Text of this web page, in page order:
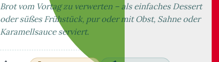
Brot vom Vortag zu verwerten – als einfaches Dessert
oder süßes Frühstück, pur oder mit Obst, Sahne oder
Karamellsauce serviert.